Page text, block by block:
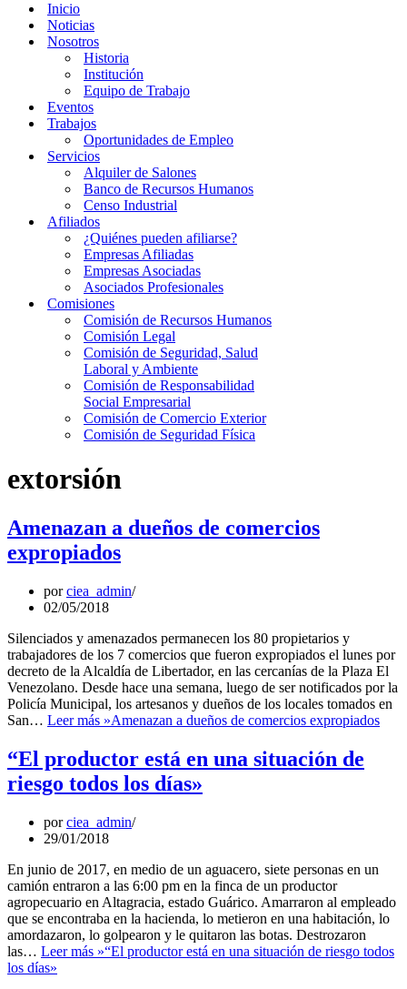
Inicio
Noticias
Nosotros
Historia
Institución
Equipo de Trabajo
Eventos
Trabajos
Oportunidades de Empleo
Servicios
Alquiler de Salones
Banco de Recursos Humanos
Censo Industrial
Afiliados
¿Quiénes pueden afiliarse?
Empresas Afiliadas
Empresas Asociadas
Asociados Profesionales
Comisiones
Comisión de Recursos Humanos
Comisión Legal
Comisión de Seguridad, Salud
Laboral y Ambiente
Comisión de Responsabilidad
Social Empresarial
Comisión de Comercio Exterior
Comisión de Seguridad Física
extorsión
Amenazan a dueños de comercios
expropiados
porciea_admin
02/05/2018
Silenciados y amenazados permanecen los 80 propietarios y
trabajadores de los 7 comercios que fueron expropiados el lunes por
decreto de la Alcaldía de Libertador, en las cercanías de la Plaza El
Venezolano. Desde hace una semana, luego de ser notificados por la
Policía Municipal, los artesanos y dueños de los locales tomados en
San… Leer más »Amenazan a dueños de comercios expropiados
“El productor está en una situación de
riesgo todos los días»
porciea_admin
29/01/2018
En junio de 2017, en medio de un aguacero, siete personas en un
camión entraron a las 6:00 pm en la finca de un productor
agropecuario en Altagracia, estado Guárico. Amarraron al empleado
que se encontraba en la hacienda, lo metieron en una habitación, lo
amordazaron, lo golpearon y le quitaron las botas. Destrozaron
las… Leer más »“El productor está en una situación de riesgo todos
los días»